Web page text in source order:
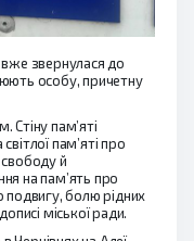
вже звернулася до
особу, причетну
Стіну пам’яті
пам’яті про
свободу й
на пам’ять про
подвигу, болю рідних
міської ради.